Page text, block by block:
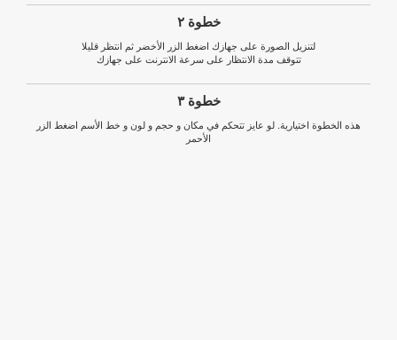
خطوة ٢
لتنزيل الصورة على جهازك اضغط الزر الأخضر ثم انتظر قليلا
تتوقف مدة الانتظار على سرعة الانترنت على جهازك
خطوة ٣
هذه الخطوة اختيارية. لو عايز تتحكم في مكان و حجم و لون و خط الأسم اضغط الزر
الأحمر